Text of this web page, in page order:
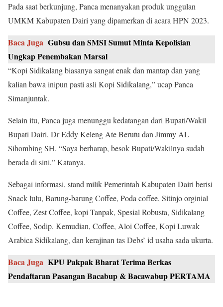
Pada saat berkunjung, Panca menanyakan produk unggulan
UMKM Kabupaten Dairi yang dipamerkan di acara HPN 2023.
Baca Juga Gubsu dan SMSI Sumut Minta Kepolisian
Ungkap Penembakan Marsal
“Kopi Sidikalang biasanya sangat enak dan mantap dan yang
kalian bawa inipun pasti asli Kopi Sidikalang,” ucap Panca
Simanjuntak.
Selain itu, Panca juga menunggu kedatangan dari Bupati/Wakil
Bupati Dairi, Dr Eddy Keleng Ate Berutu dan Jimmy AL
Sihombing SH. “Saya berharap, besok Bupati/Wakilnya sudah
berada di sini,” Katanya.
Sebagai informasi, stand milik Pemerintah Kabupaten Dairi berisi
Snack lulu, Barung-barung Coffee, Poda coffee, Sitinjo orginial
Coffee, Zest Coffee, kopi Tanpak, Spesial Robusta, Sidikalang
Coffee, Sodip. Kemudian, Coffee, Aloi Coffee, Kopi Luwak
Arabica Sidikalang, dan kerajinan tas Debs’ id usaha sada ukurta.
Baca Juga KPU Pakpak Bharat Terima Berkas
Pendaftaran Pasangan Bacabup & Bacawabup PERTAMA